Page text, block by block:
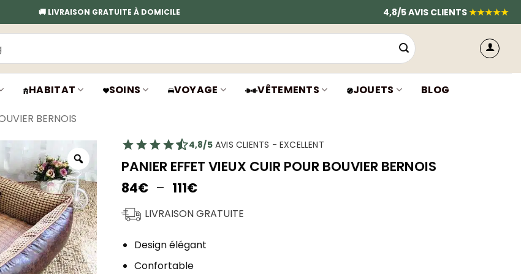
🚚 LIVRAISON GRATUITE À DOMICILE 4,8/5 AVIS CLIENTS★★★★★
HABITAT SOINS VOYAGE VÊTEMENTS JOUETS BLOG
BERNOIS
4,8/5AVIS CLIENTS - EXCELLENT
PANIER EFFET VIEUX CUIR POUR BOUVIER BERNOIS
84€ – 111€Plage
prix :
111€
LIVRAISON GRATUITE
Design élégant
Confortable